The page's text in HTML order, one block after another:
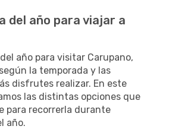
del año para viajar a
año para visitar Carupano,
la temporada y las
disfrutes realizar. En este
las distintas opciones que
para recorrerla durante
año.